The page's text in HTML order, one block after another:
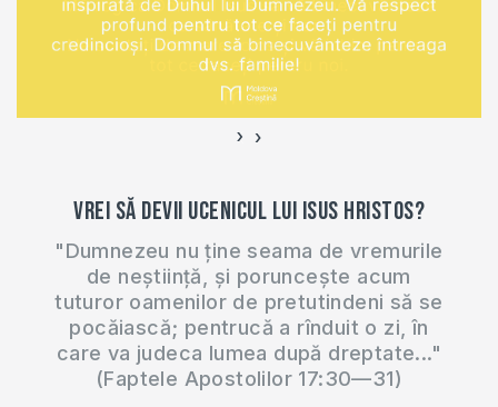
‹ ›
Vrei să devii ucenicul lui Isus Hristos?
"Dumnezeu nu ține seama de vremurile
de neștiință, și poruncește acum
tuturor oamenilor de pretutindeni să se
pocăiască; pentrucă a rînduit o zi, în
care va judeca lumea după dreptate..."
(Faptele Apostolilor 17:30—31)